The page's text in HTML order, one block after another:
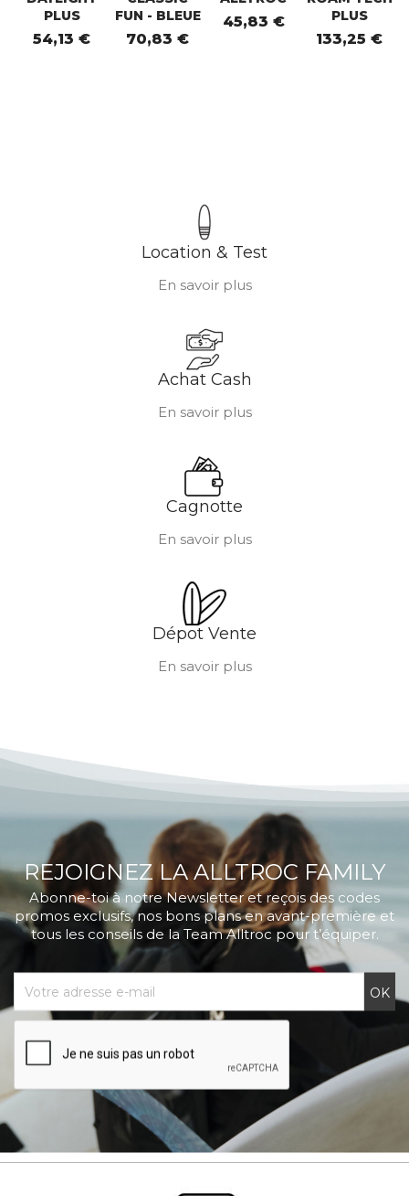
PLUS
54,13 €
FUN - BLEUE
70,83 €
45,83 €
PLUS
133,25 €
Location & Test
En savoir plus
Achat Cash
En savoir plus
Cagnotte
En savoir plus
Dépot Vente
En savoir plus
REJOIGNEZ LA ALLTROC FAMILY
Abonne-toi à notre Newsletter et reçois des codes
promos exclusifs, nos bons plans en avant-première et
tous les conseils de la Team Alltroc pour t’équiper.